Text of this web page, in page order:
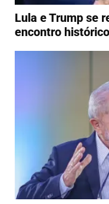
Lula e Trump se
encontro histórico